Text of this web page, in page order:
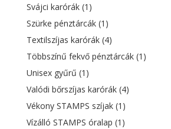
Svájci karórák (1)
Szürke pénztárcák (1)
Textilszíjas karórák (4)
Többszínű fekvő pénztárcák (1)
Unisex gyűrű (1)
Valódi bőrszíjas karórák (4)
Vékony STAMPS szíjak (1)
Vízálló STAMPS óralap (1)